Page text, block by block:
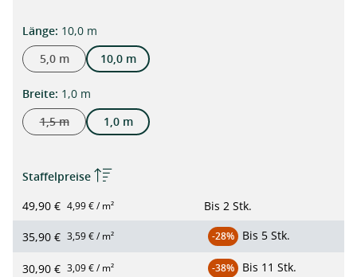
Längeauswählen
: 10,0 m
5,0 m
10,0 m
Breiteauswählen
: 1,0 m
1,5 m
(Diese Option ist zurzeit nicht verfügbar.)
1,0 m
Staffelpreise
49,90 € 4,99 € / m² Bis 2 Stk.
35,90 € 3,59 € / m² -28% Bis 5 Stk.
30,90 € 3,09 € / m² -38% Bis 11 Stk.